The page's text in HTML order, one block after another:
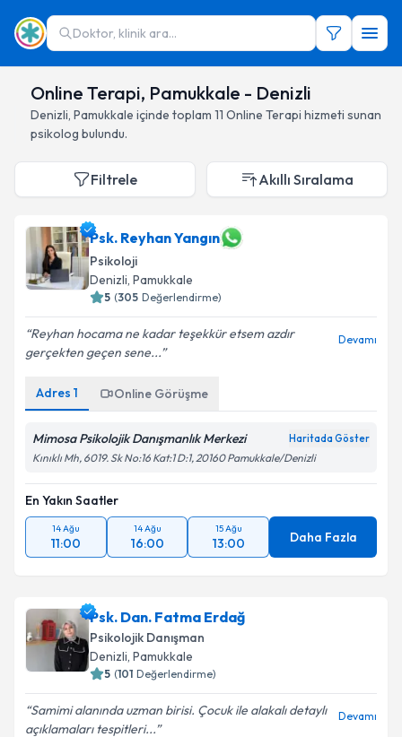
Doktor, klinik ara...
Online Terapi, Pamukkale - Denizli
Denizli, Pamukkale içinde toplam 11 Online Terapi hizmeti sunan
psikolog bulundu.
Filtrele Akıllı Sıralama
Psk. Reyhan Yangın
Psikoloji
Denizli, Pamukkale
5 (305 Değerlendirme)
Reyhan hocama ne kadar teşekkür etsem azdır
gerçekten geçen sene...
Devamı
Adres 1 Online Görüşme
Mimosa Psikolojik Danışmanlık Merkezi Haritada Göster
Kınıklı Mh, 6019. Sk No:16 Kat:1 D:1, 20160 Pamukkale/Denizli
En Yakın Saatler
14 Ağu
11:00
14 Ağu
16:00
15 Ağu
13:00 Daha Fazla
Psk. Dan. Fatma Erdağ
Psikolojik Danışman
Denizli, Pamukkale
5 (101 Değerlendirme)
Samimi alanında uzman birisi. Çocuk ile alakalı detaylı
açıklamaları tespitleri...
Devamı